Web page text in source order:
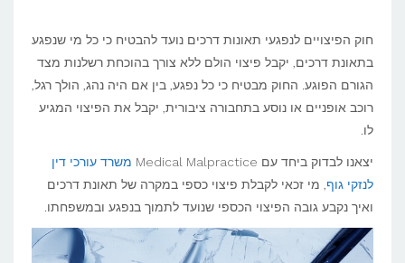
חוק הפיצויים לנפגעי תאונות דרכים נועד להבטיח כי כל מי שנפגע
בתאונת דרכים, יקבל פיצוי הולם ללא צורך בהוכחת רשלנות מצד
הגורם הפוגע. החוק מבטיח כי כל נפגע, בין אם היה נהג, הולך רגל,
רוכב אופניים או נוסע בתחבורה ציבורית, יקבל את הפיצוי המגיע
לו.
יצאנו לבדוק ביחד עם Medical Malpractice
משרד עורכי דין
לנזקי גוף , מי זכאי לקבלת פיצוי כספי במקרה של תאונת דרכים
ואיך נקבע גובה הפיצוי הכספי שנועד לתמוך בנפגע ובמשפחתו.